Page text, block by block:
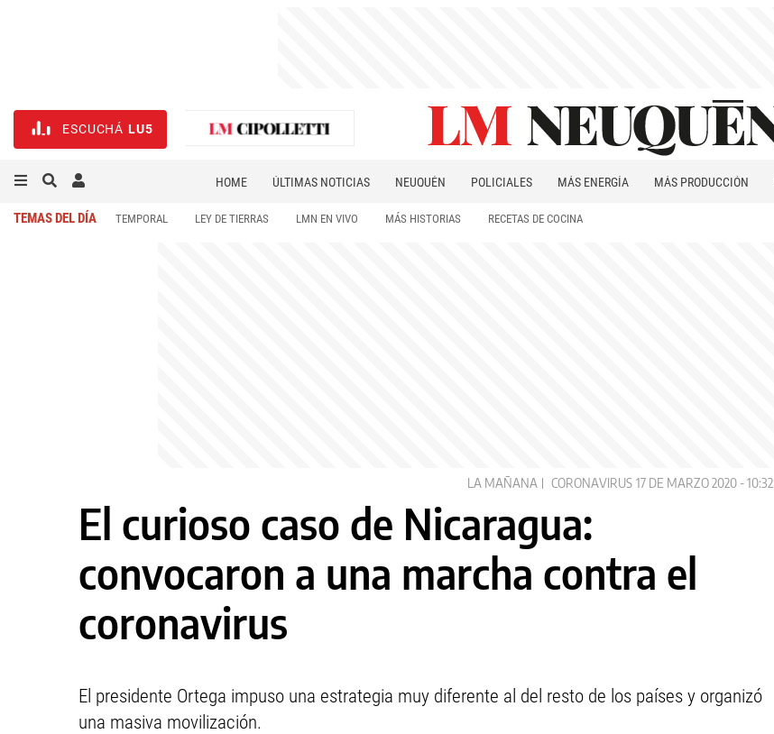
ESCUCHÁ LU5
HOME ÚLTIMAS NOTICIAS NEUQUÉN POLICIALES MÁS ENERGÍA MÁS PRODUCCIÓN
TEMAS DEL DÍA TEMPORAL LEY DE TIERRAS LMN EN VIVO MÁS HISTORIAS RECETAS DE COCINA
LA MAÑANA CORONAVIRUS 17 DE MARZO 2020 - 10:32
El curioso caso de Nicaragua:
convocaron a una marcha contra el
coronavirus
El presidente Ortega impuso una estrategia muy diferente al del resto de los países y organizó
una masiva movilización.